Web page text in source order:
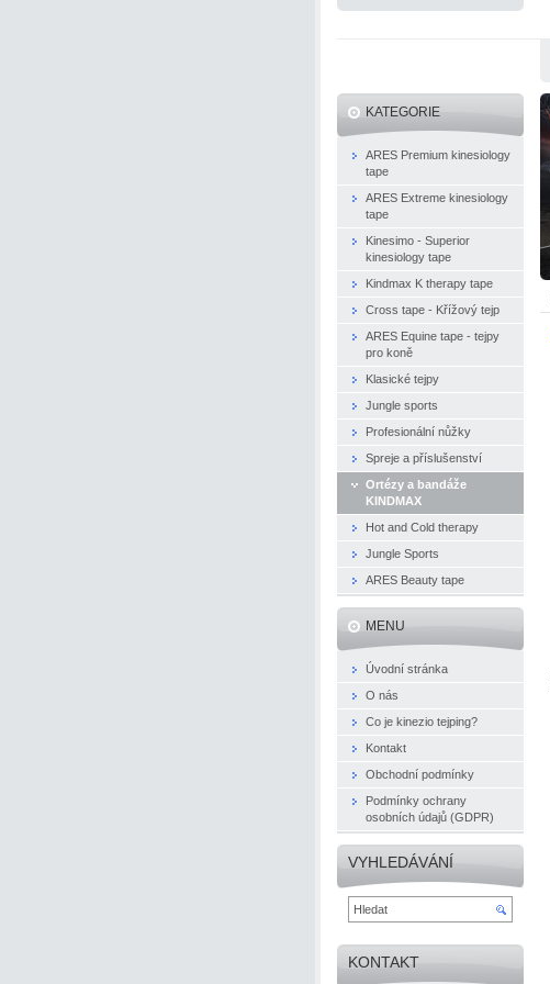
KATEGORIE
ARES Premium kinesiology
tape
ARES Extreme kinesiology
tape
Kinesimo - Superior
kinesiology tape
Kindmax K therapy tape
Cross tape - Křížový tejp
ARES Equine tape - tejpy
pro koně
Klasické tejpy
Jungle sports
Profesionální nůžky
Spreje a příslušenství
Ortézy a bandáže
KINDMAX
Hot and Cold therapy
Jungle Sports
ARES Beauty tape
MENU
Úvodní stránka
O nás
Co je kinezio tejping?
Kontakt
Obchodní podmínky
Podmínky ochrany
osobních údajů (GDPR)
VYHLEDÁVÁNÍ
KONTAKT